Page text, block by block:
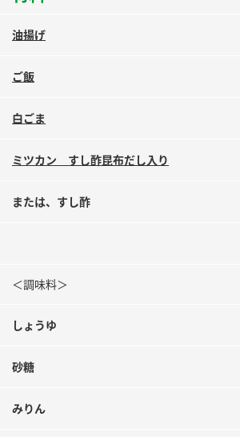
油揚げ
ご飯
白ごま
ミツカン すし酢昆布だし入り
または、すし酢
＜調味料＞
しょうゆ
砂糖
みりん